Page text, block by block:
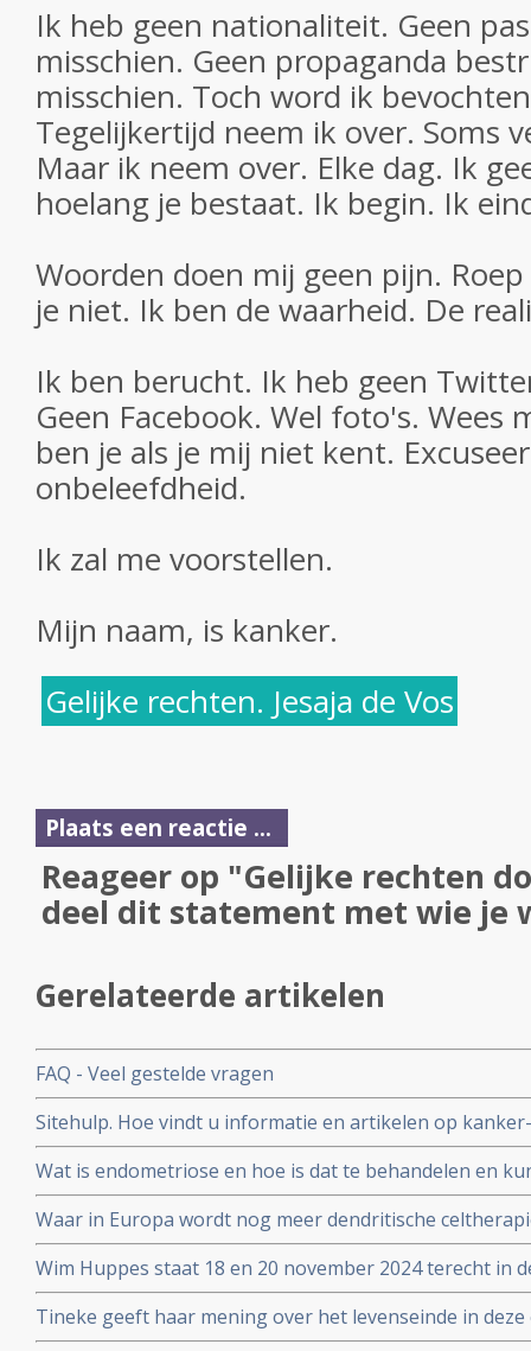
Ik heb geen nationaliteit. Geen
misschien. Geen propaganda
misschien. Toch word ik
Tegelijkertijd neem ik over. Soms
Maar ik neem over. Elke dag. Ik
hoelang je bestaat. Ik begin. Ik
Woorden doen mij geen pijn.
je niet. Ik ben de waarheid. De
Ik ben berucht. Ik heb geen
Geen Facebook. Wel foto's. Wees
ben je als je mij niet kent.
onbeleefdheid.
Ik zal me voorstellen.
Mijn naam, is kanker.
Gelijke rechten. Jesaja de Vos
Plaats een reactie ...
Reageer op "Gelijke rechten
deel dit statement met wie je
Gerelateerde artikelen
FAQ - Veel gestelde vragen
Sitehulp. Hoe vindt u informatie en artikelen op
Wat is endometriose en hoe is dat te behandelen en
Waar in Europa wordt nog meer dendritische
adressen
Wim Huppes staat 18 en 20 november 2024 terecht in
nabestaanden en 1 overlevende hem hebben
Tineke geeft haar mening over het levenseinde in